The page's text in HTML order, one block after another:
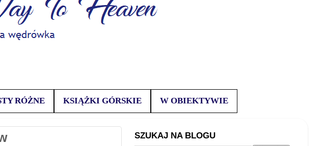
RÓŻNE KSIĄŻKI GÓRSKIE W OBIEKTYWIE
SZUKAJ NA BLOGU